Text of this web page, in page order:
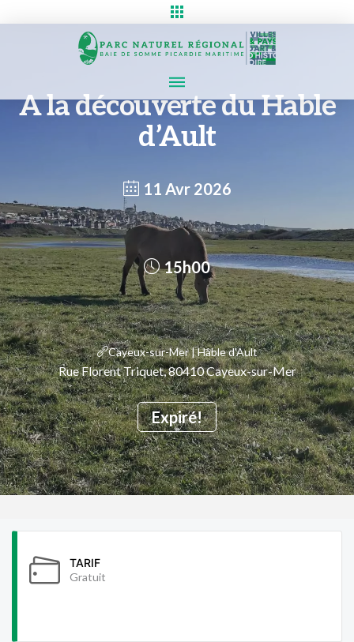
A la découverte du Hable
d’Ault
11 Avr 2026
Expiré!
15h00
Cayeux-sur-Mer | Hâble d'Ault
Rue Florent Triquet, 80410 Cayeux-sur-Mer
TARIF
Gratuit